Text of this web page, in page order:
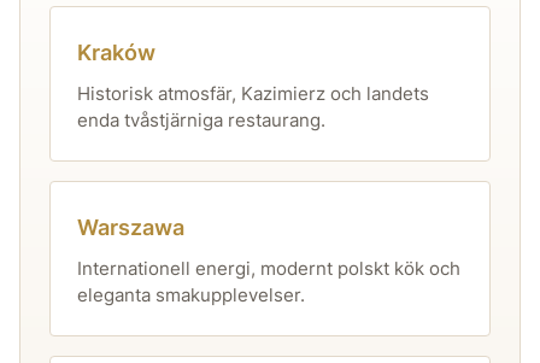
Kraków
Historisk atmosfär, Kazimierz och landets
enda tvåstjärniga restaurang.
Warszawa
Internationell energi, modernt polskt kök och
eleganta smakupplevelser.